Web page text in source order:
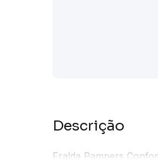
Descrição
Fralda Pampers